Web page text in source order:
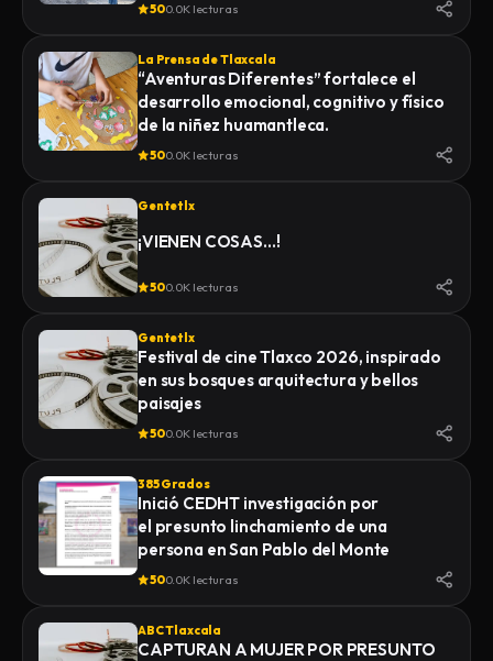
500.0K lecturas
La Prensa de Tlaxcala
“Aventuras Diferentes” fortalece el
desarrollo emocional, cognitivo y físico
de la niñez huamantleca.
500.0K lecturas
Gentetlx
¡VIENEN COSAS…!
500.0K lecturas
Gentetlx
Festival de cine Tlaxco 2026, inspirado
en sus bosques arquitectura y bellos
paisajes
500.0K lecturas
385 Grados
Inició CEDHT investigación por
el presunto linchamiento de una
500.0K lecturas
ABC Tlaxcala
CAPTURAN A MUJER POR PRESUNTO